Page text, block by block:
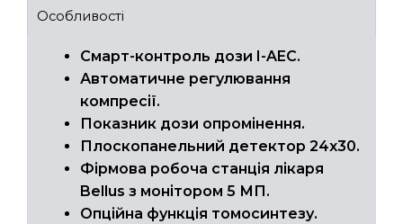
Особливості
Смарт-контроль дози I-AEC.
Автоматичне регулювання
компресії.
Показник дози опромінення.
Плоскопанельний детектор 24х30.
Фірмова робоча станція лікаря
Bellus з монітором 5 МП.
Опційна функція томосинтезу.